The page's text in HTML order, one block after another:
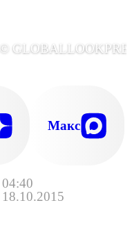
04:40
18.10.2015
©
Макс